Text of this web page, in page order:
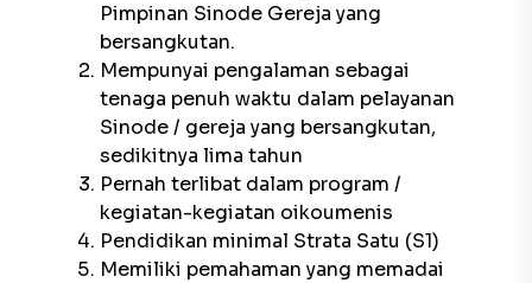
Pimpinan Sinode Gereja yang
bersangkutan.
Mempunyai pengalaman sebagai
tenaga penuh waktu dalam pelayanan
Sinode / gereja yang bersangkutan,
sedikitnya lima tahun
Pernah terlibat dalam program /
kegiatan-kegiatan oikoumenis
Pendidikan minimal Strata Satu (S1)
Memiliki pemahaman yang memadai